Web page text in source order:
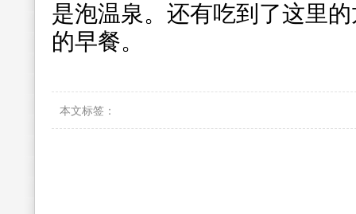
是泡温泉。还有吃到了这里
的早餐。
本文标签：